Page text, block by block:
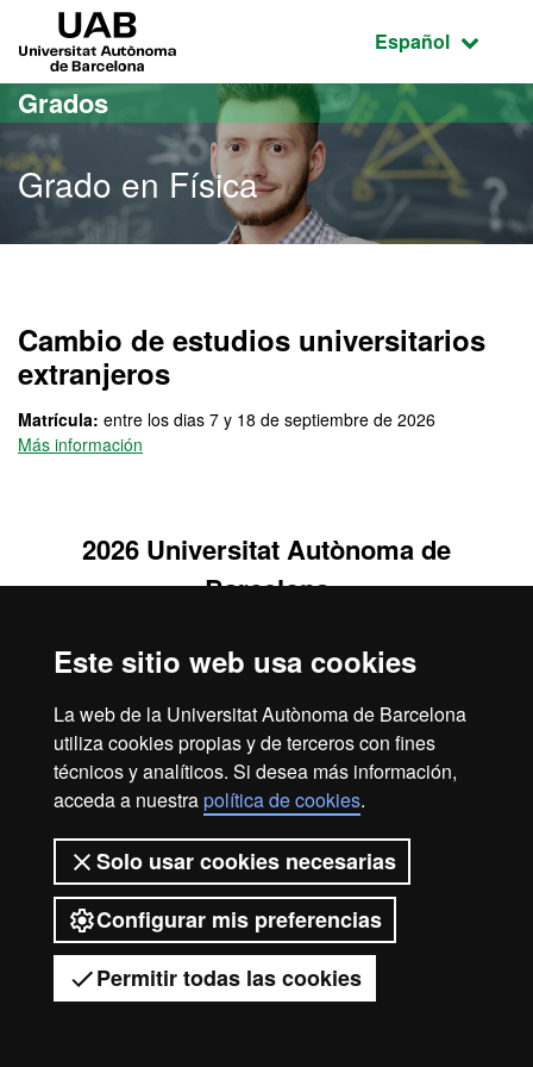
Este sitio web usa cookies
La web de la Universitat Autònoma de Barcelona
utiliza cookies propias y de terceros con fines
técnicos y analíticos. Si desea más información,
acceda a nuestrapolítica de cookies.
Solo usar cookies necesarias
Configurar mis preferencias
Permitir todas las cookies
Acceso al contenido principal
Acceso a la navegación de la página
Idioma
Español
Grados
Grado en Física
Tienes dudas?
Cambio de estudios universitarios
extranjeros
Matrícula: entre los dias 7 y 18 de septiembre de 2026
Más información
2026 Universitat Autònoma de
Barcelona